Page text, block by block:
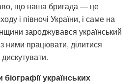
що наша бригада — це
і півночі України, і саме на
зароджувався український
ними працювати, ділитися
українських